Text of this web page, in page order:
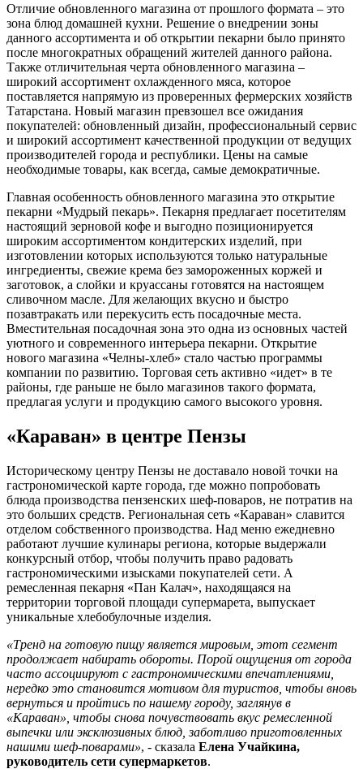
Отличие обновленного магазина от прошлого формата – это
зона блюд домашней кухни. Решение о внедрении зоны
данного ассортимента и об открытии пекарни было принято
после многократных обращений жителей данного района.
Также отличительная черта обновленного магазина –
широкий ассортимент охлажденного мяса, которое
поставляется напрямую из проверенных фермерских хозяйств
Татарстана. Новый магазин превзошел все ожидания
покупателей: обновленный дизайн, профессиональный сервис
и широкий ассортимент качественной продукции от ведущих
производителей города и республики. Цены на самые
необходимые товары, как всегда, самые демократичные.
Главная особенность обновленного магазина это открытие
пекарни «Мудрый пекарь». Пекарня предлагает посетителям
настоящий зерновой кофе и выгодно позиционируется
широким ассортиментом кондитерских изделий, при
изготовлении которых используются только натуральные
ингредиенты, свежие крема без замороженных коржей и
заготовок, а слойки и круассаны готовятся на настоящем
сливочном масле. Для желающих вкусно и быстро
позавтракать или перекусить есть посадочные места.
Вместительная посадочная зона это одна из основных частей
уютного и современного интерьера пекарни. Открытие
нового магазина «Челны-хлеб» стало частью программы
компании по развитию. Торговая сеть активно «идет» в те
районы, где раньше не было магазинов такого формата,
предлагая услуги и продукцию самого высокого уровня.
«Караван» в центре Пензы
Историческому центру Пензы не доставало новой точки на
гастрономической карте города, где можно попробовать
блюда производства пензенских шеф-поваров, не потратив на
это больших средств. Региональная сеть «Караван» славится
отделом собственного производства. Над меню ежедневно
работают лучшие кулинары региона, которые выдержали
конкурсный отбор, чтобы получить право радовать
гастрономическими изысками покупателей сети. А
ремесленная пекарня «Пан Калач», находящаяся на
территории торговой площади супермарета, выпускает
уникальные хлебобулочные изделия.
«Тренд на готовую пищу является мировым, этот сегмент
продолжает набирать обороты. Порой ощущения от города
часто ассоциируют с гастрономическими впечатлениями,
нередко это становится мотивом для туристов, чтобы вновь
вернуться и пройтись по нашему городу, заглянув в
«Караван», чтобы снова почувствовать вкус ремесленной
выпечки или эксклюзивных блюд, заботливо приготовленных
нашими шеф-поварами», - сказала Елена Учайкина,
руководитель сети супермаркетов.